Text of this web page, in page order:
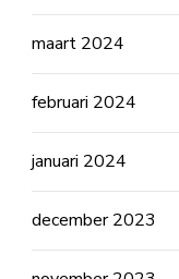
maart 2024
februari 2024
januari 2024
december 2023